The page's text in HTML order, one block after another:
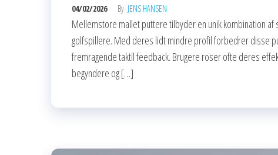
04/02/2026 By JENS HANSEN
Mellemstore mallet puttere tilbyder en unik kombination
golfspillere. Med deres lidt mindre profil forbedrer disse
fremragende taktil feedback. Brugere roser ofte deres
begyndere og […]